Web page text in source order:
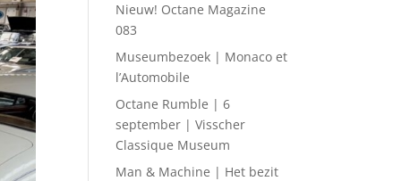
Nieuw! Octane Magazine
083
Museumbezoek | Monaco et
l’Automobile
Octane Rumble | 6
september | Visscher
Classique Museum
Man & Machine | Het bezit